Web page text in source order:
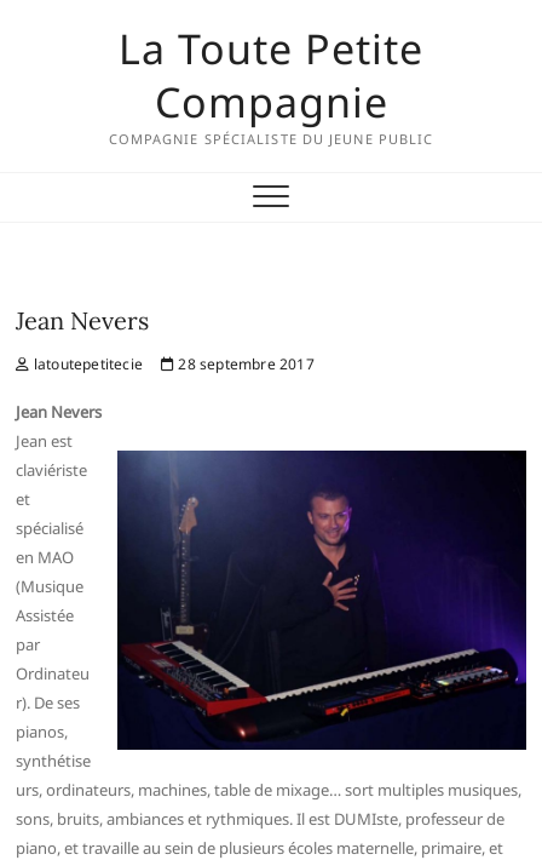
La Toute Petite
Compagnie
COMPAGNIE SPÉCIALISTE DU JEUNE PUBLIC
Jean Nevers
latoutepetitecie 28 septembre 2017
Jean Nevers
Jean est
claviériste
et
spécialisé
en MAO
(Musique
Assistée
par
Ordinateu
r). De ses
pianos,
synthétise
urs, ordinateurs, machines, table de mixage… sort multiples musiques,
sons, bruits, ambiances et rythmiques. Il est DUMIste, professeur de
piano, et travaille au sein de plusieurs écoles maternelle, primaire, et